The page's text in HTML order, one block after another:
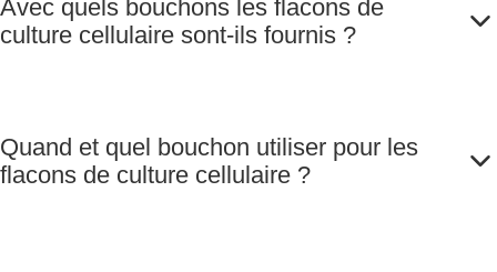
Avec quels bouchons les flacons de
culture cellulaire sont-ils fournis ?
Quand et quel bouchon utiliser pour les
flacons de culture cellulaire ?